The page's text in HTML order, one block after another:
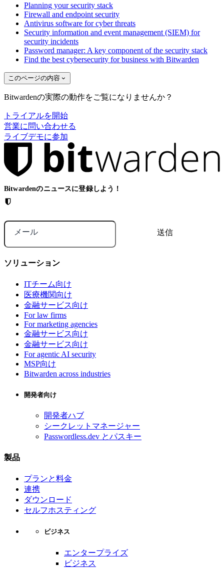
Planning your security stack
Firewall and endpoint security
Antivirus software for cyber threats
Security information and event management (SIEM) for
security incidents
Password manager: A key component of the security stack
Find the best cybersecurity for business with Bitwarden
このページの内容
Bitwardenの実際の動作をご覧になりませんか？
トライアルを開始
営業に問い合わせる
ライブデモに参加
Bitwardenのニュースに登録しよう！
メール
ソリューション
ITチーム向け
医療機関向け
金融サービス向け
For law firms
For marketing agencies
金融サービス向け
金融サービス向け
For agentic AI security
MSP向け
Bitwarden across industries
開発者向け
開発者ハブ
シークレットマネージャー
Passwordless.dev とパスキー
製品
プランと料金
連携
ダウンロード
セルフホスティング
ビジネス
エンタープライズ
ビジネス